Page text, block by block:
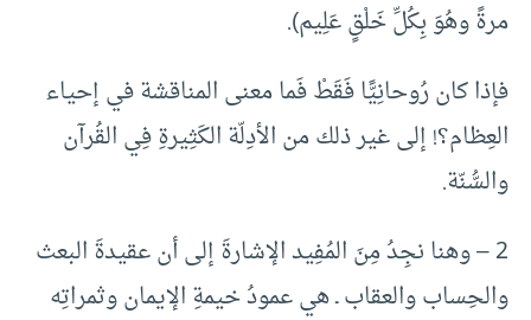
مرةً وهُوَ بِكُلِّ خَلْقٍ عَلِيم).
فإذا كان رُوحانِيًّا فَقَطْ فَما معنى المناقشة في إحياء
العِظام؟! إلى غير ذلك من الأدِلّة الكَثِيرةِ فِي القُرآن
والسُّنّة.
2 – وهنا نجِدُ مِنَ المُفِيد الإشارةَ إلى أن عقيدةَ البعث
والحِساب والعقاب ـ هي عمودُ خيمةِ الإيمان وثمراتِه